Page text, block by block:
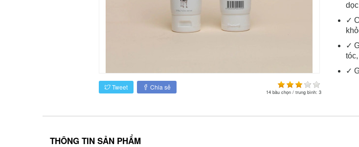
14 bầu chọn / trung bình: 3
Tweet Chia sẻ
✓
✓
✓
THÔNG TIN SẢN PHẨM